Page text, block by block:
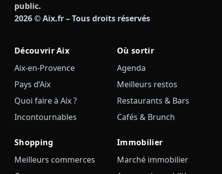
public.
2026© Aix.fr – Tous droits réservés
Découvrir Aix
Aix-en-Provence
Pays d’Aix
Quoi faire à Aix ?
Incontournables
Où sortir
Agenda
Meilleurs restos
Restaurants & Bars
Cafés & Brunch
Shopping
Meilleurs commerces
Immobilier
Marché immobilier